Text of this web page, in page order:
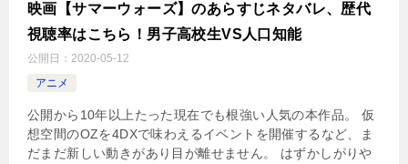
映画【サマーウォーズ】のあらすじネタバレ、歴代
視聴率はこちら！男子高校生VS人口知能
公開日： 2020-05-12
アニメ
公開から10年以上たった現在でも根強い人気の本作品。 仮
想空間のOZを4DXで味わえるイベントを開催するなど、ま
だまだ新しい動きがあり目が離せません。 はずかしがりや